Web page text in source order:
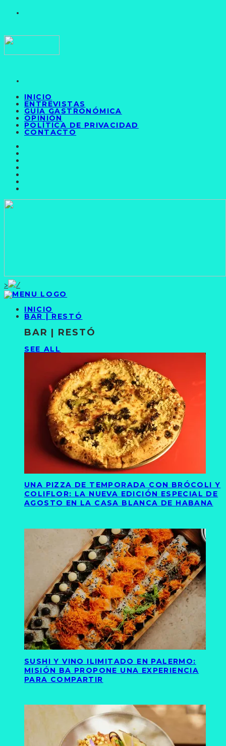
INICIO
ENTREVISTAS
GUÍA GASTRONÓMICA
OPINIÓN
POLÍTICA DE PRIVACIDAD
CONTACTO
>
INICIO
BAR | RESTÓ
BAR | RESTÓ
SEE ALL
UNA PIZZA DE TEMPORADA CON BRÓCOLI Y
COLIFLOR: LA NUEVA EDICIÓN ESPECIAL DE
AGOSTO EN LA CASA BLANCA DE HABANA
SUSHI Y VINO ILIMITADO EN PALERMO:
MISIÓN BA PROPONE UNA EXPERIENCIA
PARA COMPARTIR